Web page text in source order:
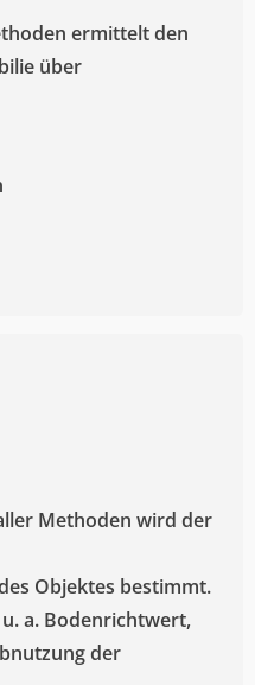
ermittelt den
über
Methoden wird der
Objektes bestimmt.
a. Bodenrichtwert,
der